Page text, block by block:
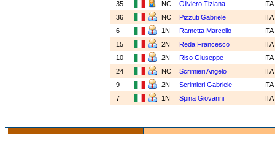
35
NC Oliviero Tiziana
ITA
36
NC Pizzuti Gabriele
ITA
6
1N Rametta Marcello
ITA
15
2N Reda Francesco
ITA
10
2N Riso Giuseppe
ITA
24
NC Scrimieri Angelo
ITA
9
2N Scrimieri Gabriele
ITA
7
1N Spina Giovanni ITA